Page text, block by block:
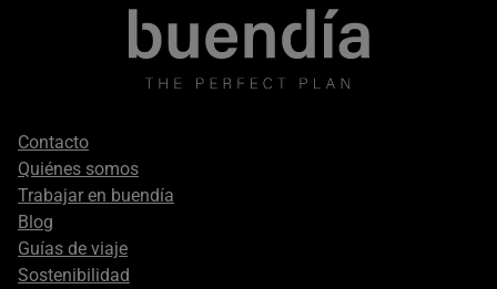
Footer
secondary
Contacto
Quiénes somos
Trabajar en buendía
Blog
Guías de viaje
Sostenibilidad